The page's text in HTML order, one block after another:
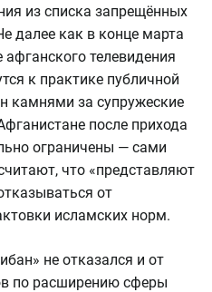
из списка запрещённых
далее как в конце марта
телевидения
к практике публичной
камнями за супружеские
после прихода
ограничены — сами
что «представляют
от
исламских норм.
не отказался и от
по расширению сферы